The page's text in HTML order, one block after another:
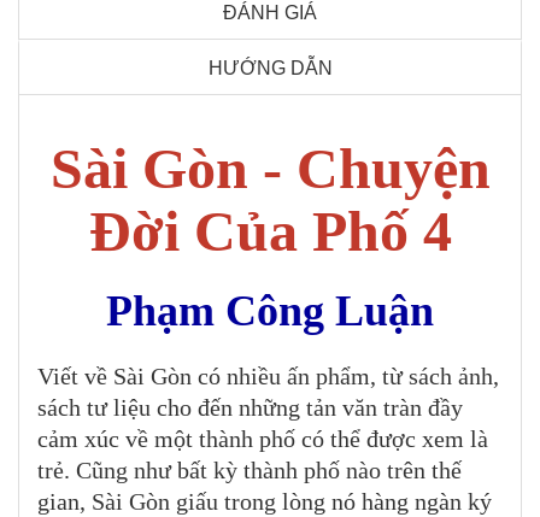
ĐÁNH GIÁ
HƯỚNG DẪN
Sài Gòn - Chuyện
Đời Của Phố 4
Phạm Công Luận
Viết về Sài Gòn có nhiều ấn phẩm, từ sách ảnh,
sách tư liệu cho đến những tản văn tràn đầy
cảm xúc về một thành phố có thể được xem là
trẻ. Cũng như bất kỳ thành phố nào trên thế
gian, Sài Gòn giấu trong lòng nó hàng ngàn ký